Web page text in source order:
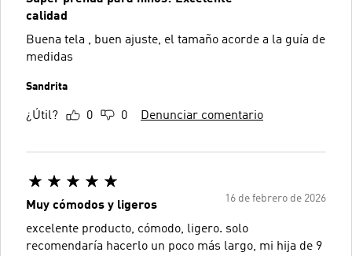
calidad
Buena tela , buen ajuste, el tamaño acorde a la guía de
medidas
Sandrita
¿Útil? 0 0 Denunciar comentario
16 de febrero de 2026
Muy cómodos y ligeros
excelente producto, cómodo, ligero. solo
recomendaría hacerlo un poco más largo, mi hija de 9